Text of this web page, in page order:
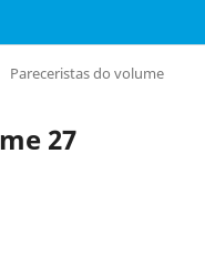
Pareceristas do volume
27